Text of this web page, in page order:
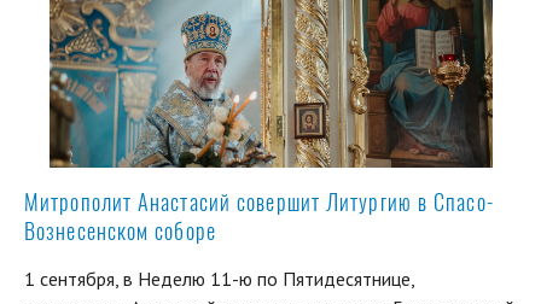
Митрополит Анастасий совершит Литургию в Спасо-
Вознесенском соборе
1 сентября, в Неделю 11-ю по Пятидесятнице,